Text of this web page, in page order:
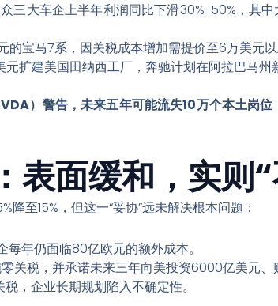
三大车企上半年利润同比下滑30%-50%，其
的宝马7系，因关税成本增加需提价至6万美元以
元扩建美国田纳西工厂，奔驰计划在阿拉巴马州
）警告，未来五年可能流失10万个本土岗位
表面缓和，实则
至15%，但这一“妥协”远未解决根本问题：
每年仍面临80亿欧元的额外成本。
关税，并承诺未来三年向美投资6000亿美元、
，企业长期规划陷入不确定性。